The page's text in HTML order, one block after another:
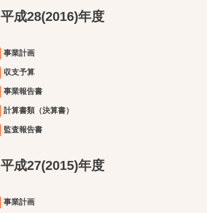
平成28(2016)年度
事業計画
収支予算
事業報告書
計算書類（決算書）
監査報告書
平成27(2015)年度
事業計画